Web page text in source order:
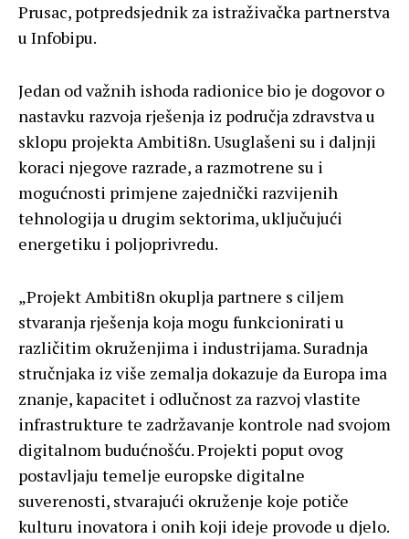
Prusac, potpredsjednik za istraživačka partnerstva
u Infobipu.
Jedan od važnih ishoda radionice bio je dogovor o
nastavku razvoja rješenja iz područja zdravstva u
sklopu projekta Ambiti8n. Usuglašeni su i daljnji
koraci njegove razrade, a razmotrene su i
mogućnosti primjene zajednički razvijenih
tehnologija u drugim sektorima, uključujući
energetiku i poljoprivredu.
„Projekt Ambiti8n okuplja partnere s ciljem
stvaranja rješenja koja mogu funkcionirati u
različitim okruženjima i industrijama. Suradnja
stručnjaka iz više zemalja dokazuje da Europa ima
znanje, kapacitet i odlučnost za razvoj vlastite
infrastrukture te zadržavanje kontrole nad svojom
digitalnom budućnošću. Projekti poput ovog
postavljaju temelje europske digitalne
suverenosti, stvarajući okruženje koje potiče
kulturu inovatora i onih koji ideje provode u djelo.